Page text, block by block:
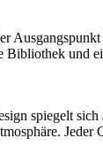
Bibliothek und
spiegelt